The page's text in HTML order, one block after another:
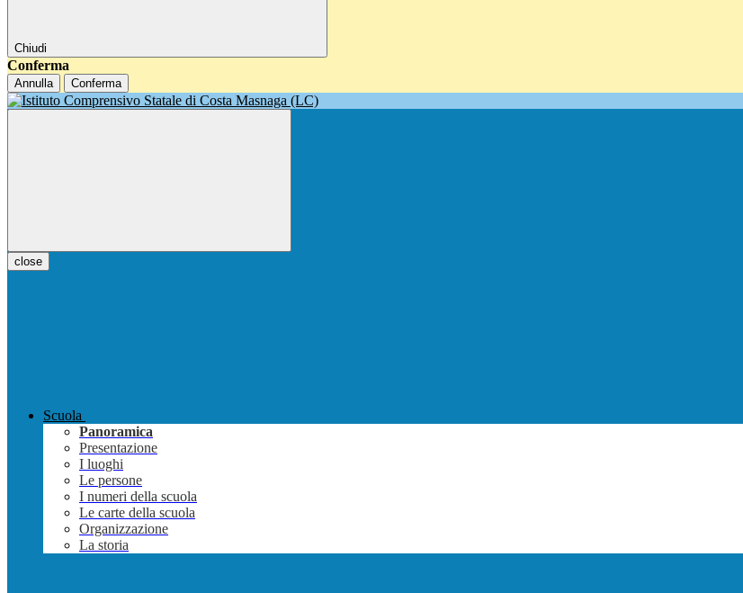
Chiudi
Conferma
Annulla Conferma
close
Scuola
Panoramica
Presentazione
I luoghi
Le persone
I numeri della scuola
Le carte della scuola
Organizzazione
La storia